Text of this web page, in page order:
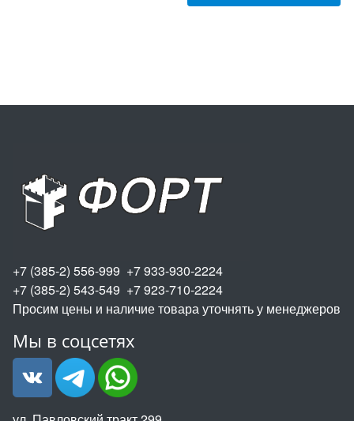
+7 (385-2) 556-999 +7 933-930-2224
+7 (385-2) 543-549 +7 923-710-2224
Просим цены и наличие товара уточнять у менеджеров
Мы в соцсетях